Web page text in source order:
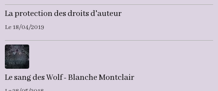
La protection des droits d'auteur
Le 18/04/2019
Le sang des Wolf - Blanche Montclair